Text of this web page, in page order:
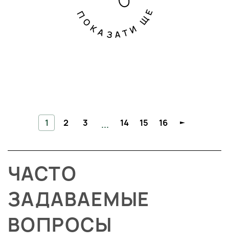
ПОКАЗАТИ ЩЕ
1 2 3 ... 14 15 16
ЧАСТО
ЗАДАВАЕМЫЕ
ВОПРОСЫ